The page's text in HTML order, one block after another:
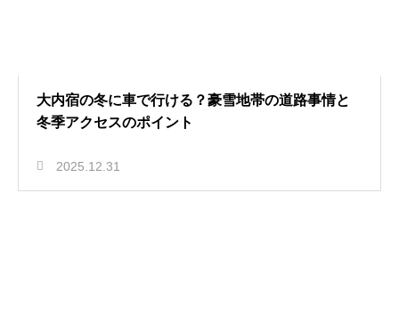
大内宿の冬に車で行ける？豪雪地帯の道路事情と
冬季アクセスのポイント
2025.12.31